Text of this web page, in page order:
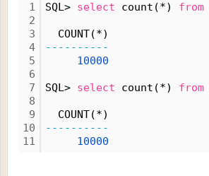
1
2
3
4
5
6
7
8
9
10
11
SQL> select count(*) from
COUNT(*)
----------
10000
SQL> select count(*) from
COUNT(*)
----------
10000